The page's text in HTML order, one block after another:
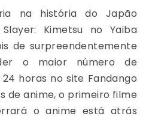
Kimetsu no Yaiba
de surpreendentemente
o maior número de
horas no site Fandango
de anime, o primeiro filme
o anime está atrás